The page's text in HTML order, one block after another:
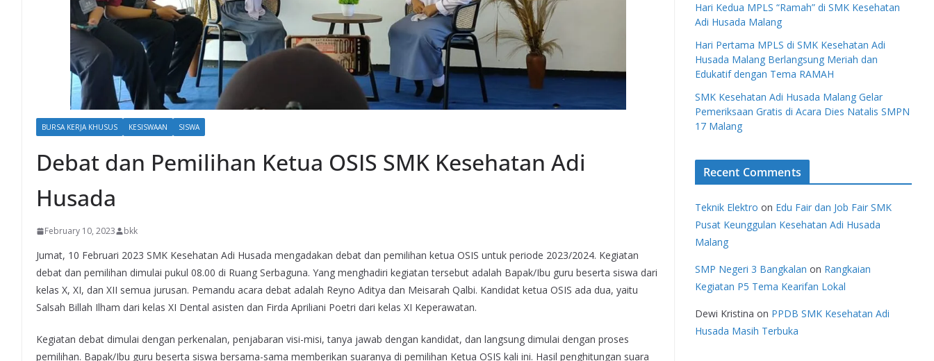
BURSA KERJA KHUSUS KESISWAAN SISWA
Debat dan Pemilihan Ketua OSIS SMK Kesehatan Adi
Husada
February 10, 2023 bkk
Jumat, 10 Februari 2023 SMK Kesehatan Adi Husada mengadakan debat dan pemilihan ketua OSIS untuk periode 2023/2024. Kegiatan
debat dan pemilihan dimulai pukul 08.00 di Ruang Serbaguna. Yang menghadiri kegiatan tersebut adalah Bapak/Ibu guru beserta siswa dari
kelas X, XI, dan XII semua jurusan. Pemandu acara debat adalah Reyno Aditya dan Meisarah Qalbi. Kandidat ketua OSIS ada dua, yaitu
Salsah Billah Ilham dari kelas XI Dental asisten dan Firda Apriliani Poetri dari kelas XI Keperawatan.
Kegiatan debat dimulai dengan perkenalan, penjabaran visi-misi, tanya jawab dengan kandidat, dan langsung dimulai dengan proses
pemilihan. Bapak/Ibu guru beserta siswa bersama-sama memberikan suaranya di pemilihan Ketua OSIS kali ini. Hasil penghitungan suara
Hari Kedua MPLS “Ramah” di SMK Kesehatan
Adi Husada Malang
Hari Pertama MPLS di SMK Kesehatan Adi
Husada Malang Berlangsung Meriah dan
Edukatif dengan Tema RAMAH
SMK Kesehatan Adi Husada Malang Gelar
Pemeriksaan Gratis di Acara Dies Natalis SMPN
17 Malang
Recent Comments
Teknik Elektro on Edu Fair dan Job Fair SMK
Pusat Keunggulan Kesehatan Adi Husada
Malang
SMP Negeri 3 Bangkalan on Rangkaian
Kegiatan P5 Tema Kearifan Lokal
Dewi Kristina on PPDB SMK Kesehatan Adi
Husada Masih Terbuka